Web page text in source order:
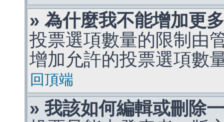
» 為什麼我不能增加更
投票選項數量的限制由
增加允許的投票選項數
回頂端
» 我該如何編輯或刪除